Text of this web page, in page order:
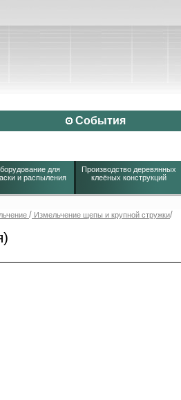
События
для
и распыления
Производство деревянных
клеёных конструкций
/ Измельчение щепы и крупной стружки/